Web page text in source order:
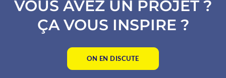
VOUS AVEZ UN PROJET ?
ÇA VOUS INSPIRE ?
ON EN DISCUTE